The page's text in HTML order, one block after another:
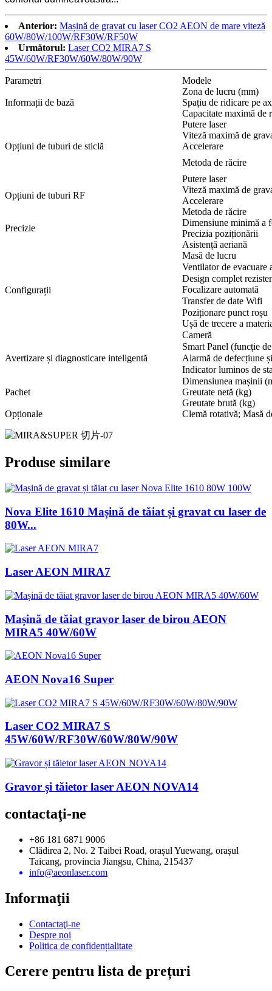
Anterior: Mașină de gravat cu laser CO2 AEON de mare viteză
60W/80W/100W/RF30W/RF50W
Următorul: Laser CO2 MIRA7 S
45W/60W/RF30W/60W/80W/90W
Parametri Modele
Informații de bază
Zona de lucru (mm)
Spațiu de ridicare pe
Capacitate maximă de
Opțiuni de tuburi de sticlă
Putere laser
Viteză maximă de
Accelerare
Metoda de răcire
Opțiuni de tuburi RF
Putere laser
Viteză maximă de
Accelerare
Metoda de răcire
Precizie
Dimensiune minimă a
Precizia poziționării
Configurații
Asistență aeriană
Masă de lucru
Ventilator de evacuare
Design complet
Focalizare automată
Transfer de date Wifi
Poziționare punct roșu
Ușă de trecere a
Cameră
Avertizare și diagnosticare inteligentă
Smart Panel (funcție
Alarmă de defecțiune
Indicator luminos de
Pachet
Dimensiunea mașinii
Greutate netă (kg)
Greutate brută (kg)
Opționale
Clemă rotativă; Masă
Produse similare
Nova Elite 1610 Mașină de tăiat și gravat cu laser de
80W...
Laser AEON MIRA7
Mașină de tăiat gravor laser de birou AEON
MIRA5 40W/60W
AEON Nova16 Super
Laser CO2 MIRA7 S
45W/60W/RF30W/60W/80W/90W
Gravor și tăietor laser AEON NOVA14
contactaţi-ne
+86 181 6871 9006
Clădirea 2, No. 2 Taibei Road, orașul Yuewang, orașul
Taicang, provincia Jiangsu, China, 215437
info@aeonlaser.com
Informaţii
Contactaţi-ne
Despre noi
Politica de confidențialitate
Cerere pentru lista de prețuri